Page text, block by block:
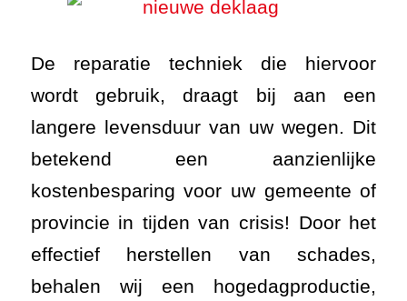
De reparatie techniek die hiervoor
wordt gebruik, draagt bij aan een
langere levensduur van uw wegen. Dit
betekend een aanzienlijke
kostenbesparing voor uw gemeente of
provincie in tijden van crisis! Door het
effectief herstellen van schades,
behalen wij een hogedagproductie,